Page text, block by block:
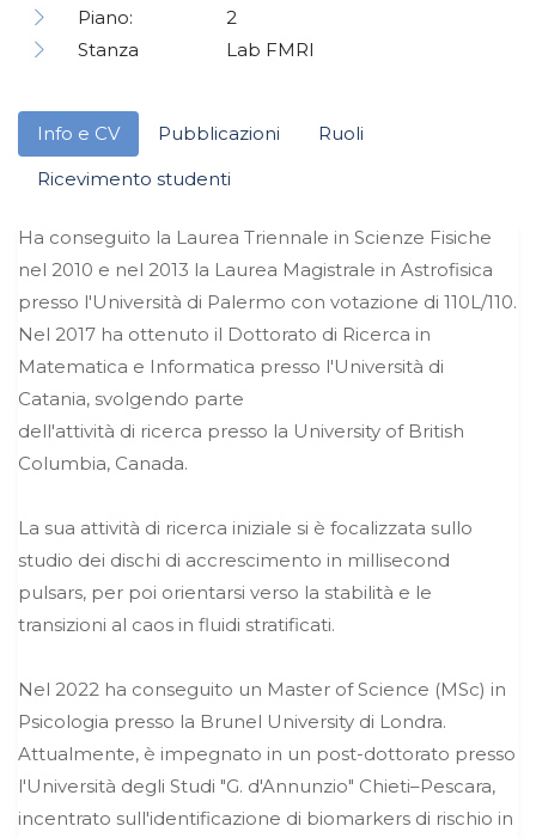
Piano:
2
Stanza
Lab FMRI
Info e CV Pubblicazioni
Ruoli
Ricevimento studenti
Ha conseguito la Laurea Triennale in Scienze Fisiche
nel 2010 e nel 2013 la Laurea Magistrale in Astrofisica
presso l'Università di Palermo con votazione di 110L/110.
Nel 2017 ha ottenuto il Dottorato di Ricerca in
Matematica e Informatica presso l'Università di
Catania, svolgendo parte
dell'attività di ricerca presso la University of British
Columbia, Canada.
La sua attività di ricerca iniziale si è focalizzata sullo
studio dei dischi di accrescimento in millisecond
pulsars, per poi orientarsi verso la stabilità e le
transizioni al caos in fluidi stratificati.
Nel 2022 ha conseguito un Master of Science (MSc) in
Psicologia presso la Brunel University di Londra.
Attualmente, è impegnato in un post-dottorato presso
l'Università degli Studi "G. d'Annunzio" Chieti–Pescara,
incentrato sull'identificazione di biomarkers di rischio in